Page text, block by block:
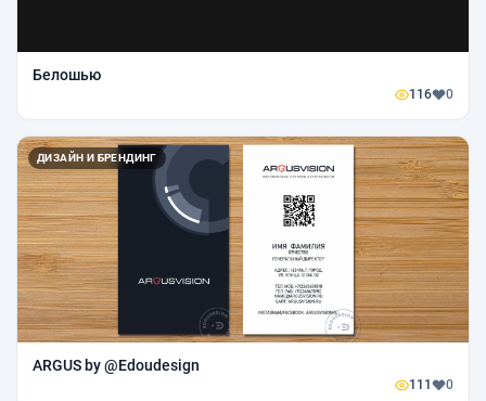
Белошью
116 0
ДИЗАЙН И БРЕНДИНГ
ARGUS by @Edoudesign
111 0